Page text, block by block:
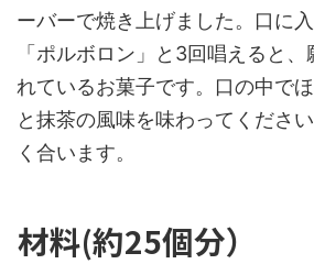
ーバーで焼き上げました。口に
「ポルボロン」と3回唱えると
れているお菓子です。口の中で
と抹茶の風味を味わってくださ
く合います。
材料(約25個分）